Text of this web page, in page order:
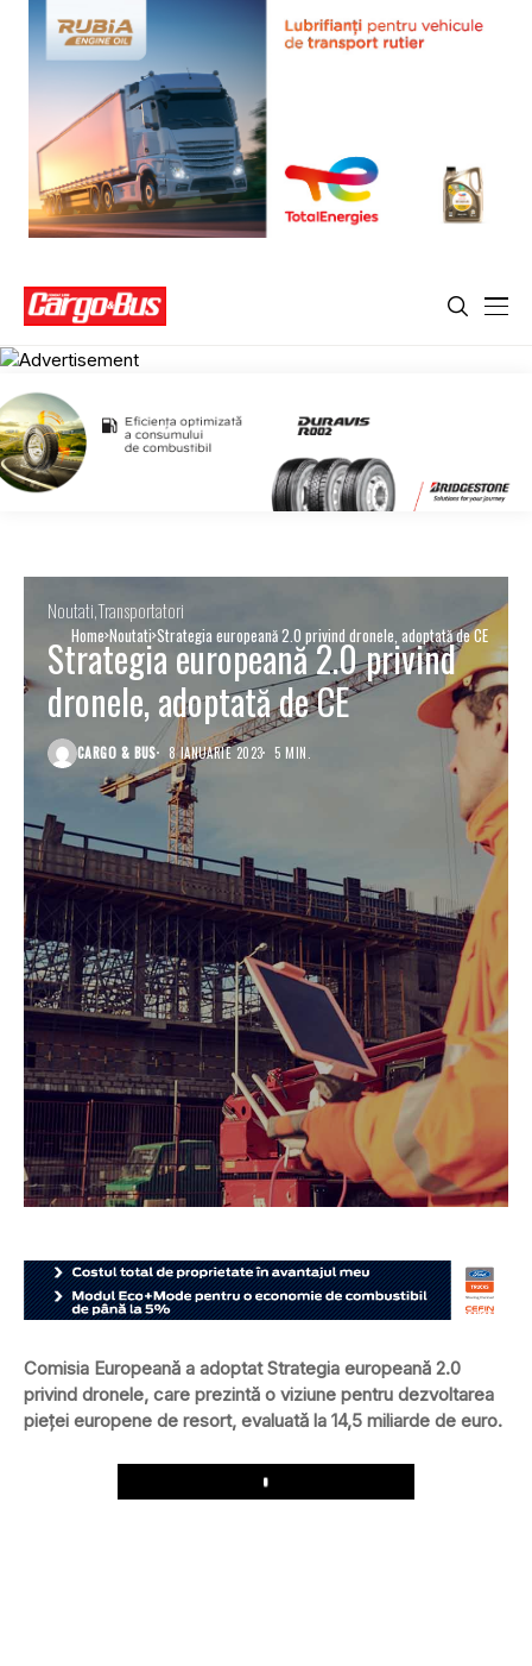
Home Noutati Strategia europeană 2.0 privind dronele, adoptată de CE
NoutatiTransportatori
Strategia europeană 2.0 privind
dronele, adoptată de CE
CARGO & BUS 8 IANUARIE 2023 5 MIN.
Comisia Europeană a adoptat Strategia europeană 2.0
privind dronele, care prezintă o viziune pentru dezvoltarea
pieţei europene de resort, evaluată la 14,5 miliarde de euro.
Play